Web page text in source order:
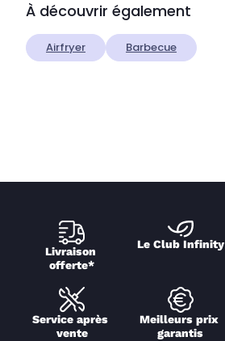
À découvrir également
Airfryer Barbecue
Livraison
offerte*
Le Club Infinity
Service après
vente
Meilleurs prix
garantis